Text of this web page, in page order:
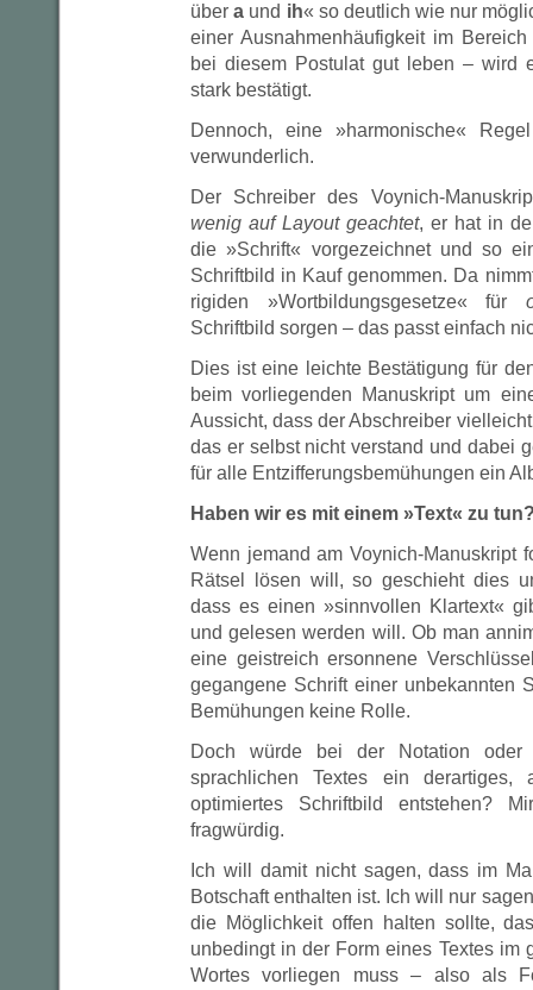
übera und ih« so deutlich wie nur
einer Ausnahmenhäufigkeit im
bei diesem Postulat gut leben – wird
stark bestätigt.
Dennoch, eine »harmonische«
verwunderlich.
Der Schreiber des Voynich-
wenig auf Layout geachtet, er hat in
die »Schrift« vorgezeichnet und so
Schriftbild in Kauf genommen. Da
rigiden »Wortbildungsgesetze« für
Schriftbild sorgen – das passt einfach
Dies ist eine leichte Bestätigung für
beim vorliegenden Manuskript um
Aussicht, dass der Abschreiber
das er selbst nicht verstand und dabei
für alle Entzifferungsbemühungen ein
Haben wir es mit einem »Text« zu
Wenn jemand am Voynich-Manuskript
Rätsel lösen will, so geschieht dies
dass es einen »sinnvollen Klartext«
und gelesen werden will. Ob man
eine geistreich ersonnene
gegangene Schrift einer unbekannten
Bemühungen keine Rolle.
Doch würde bei der Notation oder
sprachlichen Textes ein derartiges,
optimiertes Schriftbild entstehen?
fragwürdig.
Ich will damit nicht sagen, dass im
Botschaft enthalten ist. Ich will nur
die Möglichkeit offen halten sollte,
unbedingt in der Form eines Textes im
Wortes vorliegen muss – also als